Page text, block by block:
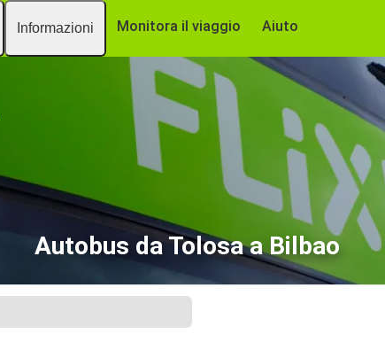
Informazioni Monitora il viaggio Aiuto
Autobus da Tolosa a Bilbao